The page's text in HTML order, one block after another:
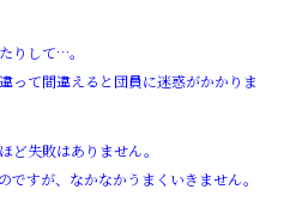
りして…。
って間違えると団員に迷惑がかかりま
ど失敗はありません。
ですが、なかなかうまくいきません。